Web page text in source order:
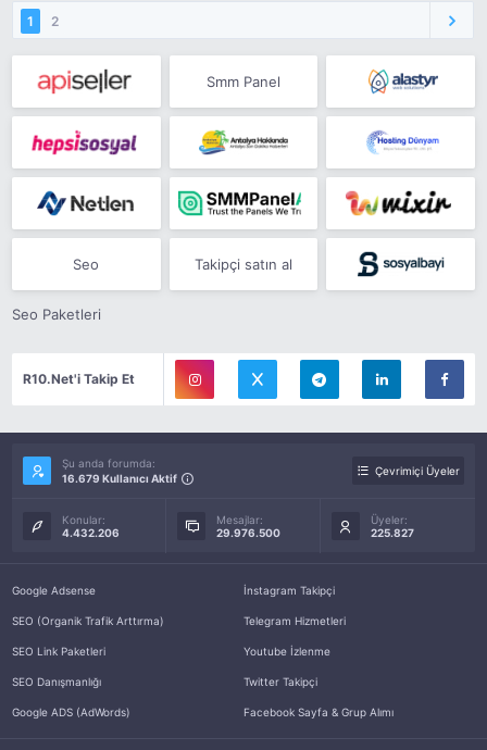
1 2
Smm Panel
Seo Takipçi satın al
Seo Paketleri
R10.Net'i Takip Et
Şu anda forumda:
16.679 Kullanıcı Aktif
Çevrimiçi Üyeler
Konular:
4.432.206
Mesajlar:
29.976.500
Üyeler:
225.827
Google Adsense
SEO (Organik Trafik Arttırma)
SEO Link Paketleri
SEO Danışmanlığı
Google ADS (AdWords)
İnstagram Takipçi
Telegram Hizmetleri
Youtube İzlenme
Twitter Takipçi
Facebook Sayfa & Grup Alımı